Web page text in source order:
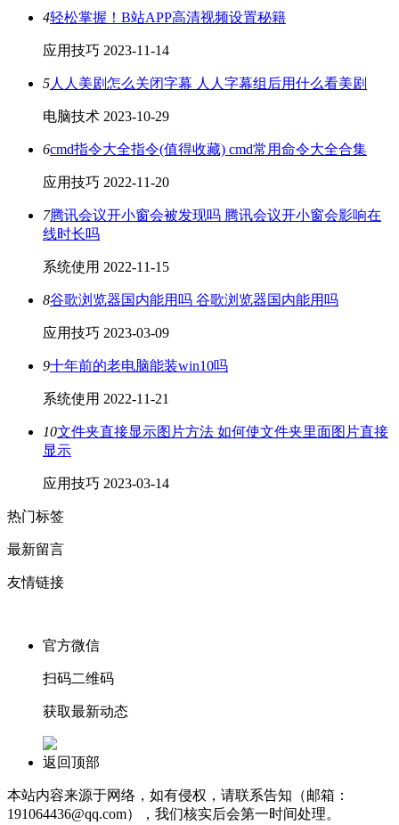
4轻松掌握！B站APP高清视频设置秘籍
应用技巧 2023-11-14
5人人美剧怎么关闭字幕 人人字幕组后用什么看美剧
电脑技术 2023-10-29
6cmd指令大全指令(值得收藏) cmd常用命令大全合集
应用技巧 2022-11-20
7腾讯会议开小窗会被发现吗 腾讯会议开小窗会影响在
线时长吗
系统使用 2022-11-15
8谷歌浏览器国内能用吗 谷歌浏览器国内能用吗
应用技巧 2023-03-09
9十年前的老电脑能装win10吗
系统使用 2022-11-21
10文件夹直接显示图片方法 如何使文件夹里面图片直接
显示
应用技巧 2023-03-14
热门标签
最新留言
友情链接
官方微信
扫码二维码
获取最新动态
返回顶部
本站内容来源于网络，如有侵权，请联系告知（邮箱：
191064436@qq.com），我们核实后会第一时间处理。